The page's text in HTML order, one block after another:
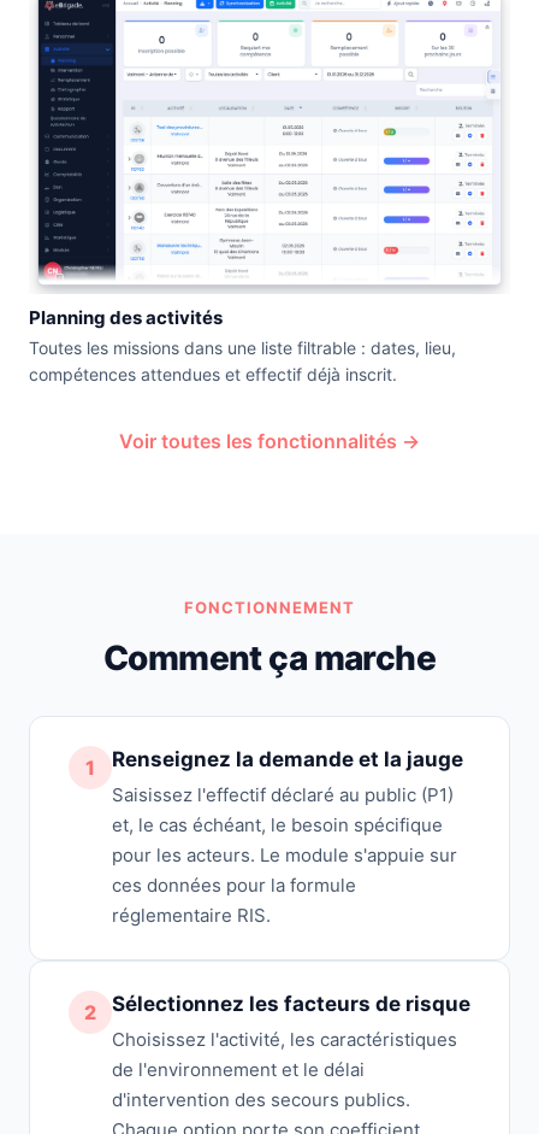
Planning des activités
Toutes les missions dans une liste filtrable : dates, lieu,
compétences attendues et effectif déjà inscrit.
Voir toutes les fonctionnalités →
FONCTIONNEMENT
Comment ça marche
1 Renseignez la demande et la jauge
Saisissez l'effectif déclaré au public (P1)
et, le cas échéant, le besoin spécifique
pour les acteurs. Le module s'appuie sur
ces données pour la formule
réglementaire RIS.
2 Sélectionnez les facteurs de risque
Choisissez l'activité, les caractéristiques
de l'environnement et le délai
d'intervention des secours publics.